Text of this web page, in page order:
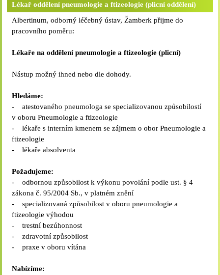
Lékař oddělení pneumologie a ftizeologie (plicní oddělení)
Albertinum, odborný léčebný ústav, Žamberk přijme do
pracovního poměru:
Lékaře na oddělení pneumologie a ftizeologie (plicní)
Nástup možný ihned nebo dle dohody.
Hledáme:
- atestovaného pneumologa se specializovanou způsobilostí
v oboru Pneumologie a ftizeologie
- lékaře s interním kmenem se zájmem o obor Pneumologie a
ftizeologie
- lékaře absolventa
Požadujeme:
- odbornou způsobilost k výkonu povolání podle ust. § 4
zákona č. 95/2004 Sb., v platném znění
- specializovaná způsobilost v oboru pneumologie a
ftizeologie výhodou
- trestní bezúhonnost
- zdravotní způsobilost
- praxe v oboru vítána
Nabízíme: